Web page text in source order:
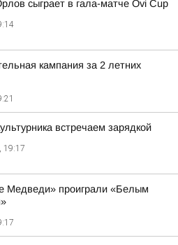
сыграет в гала-матче Ovi Cup
кампания за 2 летних
встречаем зарядкой
19:17
Медведи» проиграли «Белым